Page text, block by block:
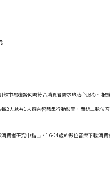
領市場趨勢同時符合消費者需求的貼心服務。
2人就有1人擁有智慧型行動裝置，而線上數位
費者研究中指出，16-24歲的數位音樂下載消